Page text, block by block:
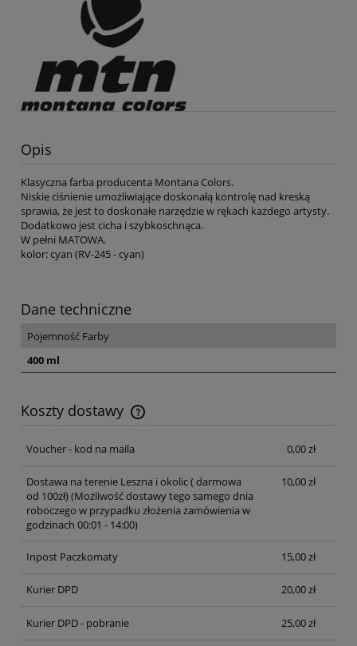
Opis
Klasyczna farba producenta Montana Colors.
Niskie ciśnienie umożliwiające doskonałą kontrolę nad kreską
sprawia, że jest to doskonałe narzędzie w rękach każdego artysty.
Dodatkowo jest cicha i szybkoschnąca.
W pełni MATOWA.
kolor: cyan (RV-245 - cyan)
Dane techniczne
Pojemność Farby
400 ml
Koszty dostawy
Cena nie zawiera ewentualnych kosztów płatności
Voucher - kod na maila
0,00 zł
Dostawa na terenie Leszna i okolic ( darmowa
od 100zł)(Możliwość dostawy tego samego dnia
roboczego w przypadku złożenia zamówienia w
godzinach 00:01 - 14:00)
10,00 zł
Inpost Paczkomaty 15,00 zł
Kurier DPD 20,00 zł
Kurier DPD - pobranie 25,00 zł